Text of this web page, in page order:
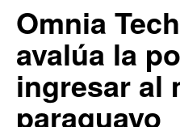
Omnia
avalúa la
ingresar al
paraguayo